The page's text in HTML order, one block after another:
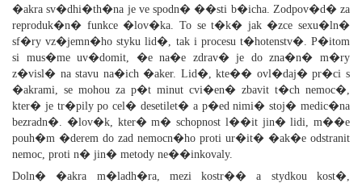
�akra sv�dhi�th�na je ve spodn� ��sti b�icha. Zodpov�d� za
reproduk�n� funkce �lov�ka. To se t�k� jak �zce sexu�ln�
sf�ry vz�jemn�ho styku lid�, tak i procesu t�hotenstv�. P�itom
si mus�me uv�domit, �e na�e zdrav� je do zna�n� m�ry
z�visl� na stavu na�ich �aker. Lid�, kte�� ovl�daj� pr�ci s
�akrami, se mohou za p�t minut cvi�en� zbavit t�ch nemoc�,
kter� je tr�pily po cel� desetilet� a p�ed nimi� stoj� medic�na
bezradn�. �lov�k, kter� m� schopnost l��it jin� lidi, m��e
pouh�m �derem do zad nemocn�ho proti ur�it� �ak�e odstranit
nemoc, proti n� jin� metody ne��inkovaly.
Doln� �akra m�ladh�ra, mezi kostr�� a stydkou kost�,